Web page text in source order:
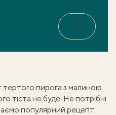
Вперед
пирога з малиною
тіста не буде. Не потрібні
популярний рецепт